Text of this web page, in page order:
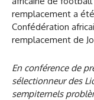
En conférence de
sélectionneur des
sempiternels